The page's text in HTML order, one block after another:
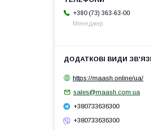
+380 (73) 363-63-00
Менеджер
https://maash.online/ua/
sales@maash.com.ua
+380733636300
+380733636300